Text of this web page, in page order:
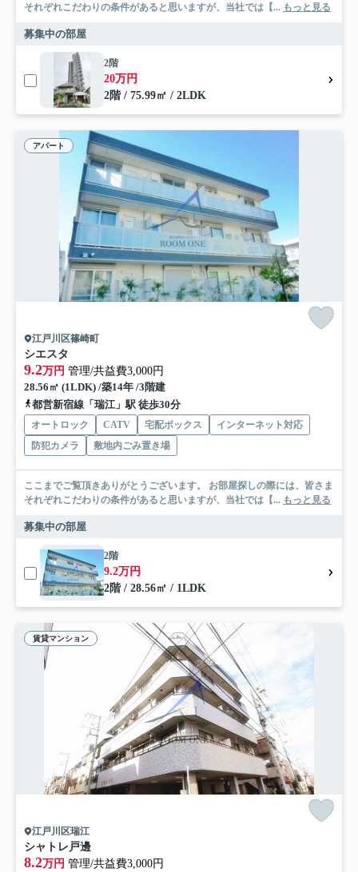
それぞれこだわりの条件があると思いますが、当社では【... もっと見る
募集中の部屋
2階
20万円
2階 / 75.99㎡ / 2LDK
アパート
江戸川区篠崎町
シエスタ
9.2万円 管理/共益費3,000円
28.56㎡ (1LDK) /築14年 /3階建
都営新宿線「瑞江」駅 徒歩30分
オートロック CATV 宅配ボックス
インターネット対応
防犯カメラ
敷地内ごみ置き場
ここまでご覧頂きありがとうございます。 お部屋探しの際には、皆さま
それぞれこだわりの条件があると思いますが、当社では【... もっと見る
募集中の部屋
2階
9.2万円
2階 / 28.56㎡ / 1LDK
賃貸マンション
江戸川区瑞江
シャトレ戸邊
8.2万円 管理/共益費3,000円